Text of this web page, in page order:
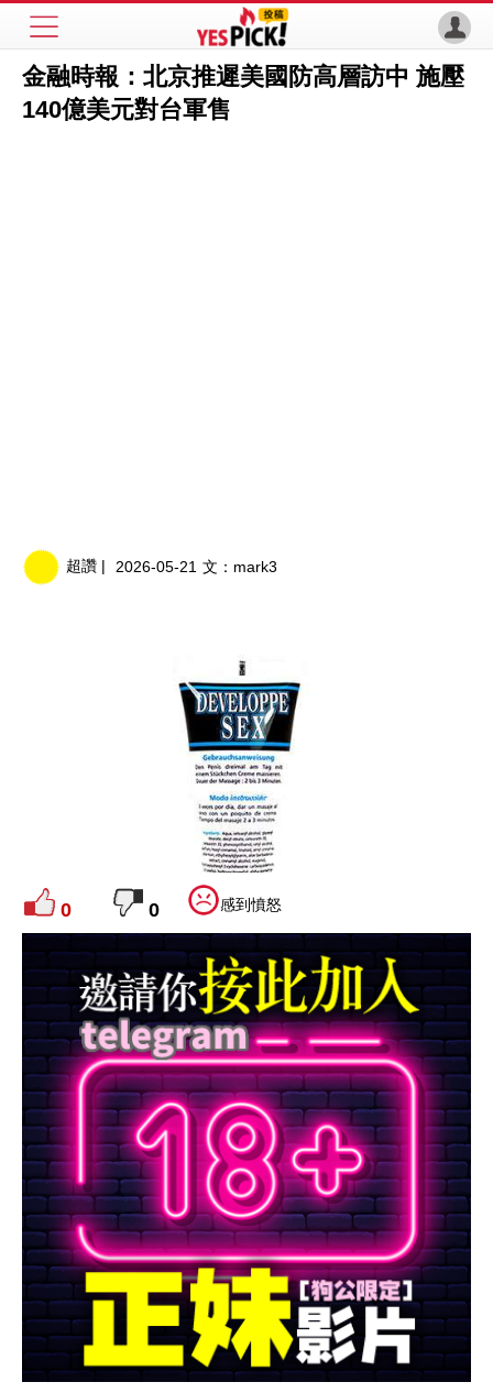
金融時報：北京推遲美國防高層訪中 施壓
140億美元對台軍售
超讚 | 2026-05-21 文： mark3
0 0 感到憤怒